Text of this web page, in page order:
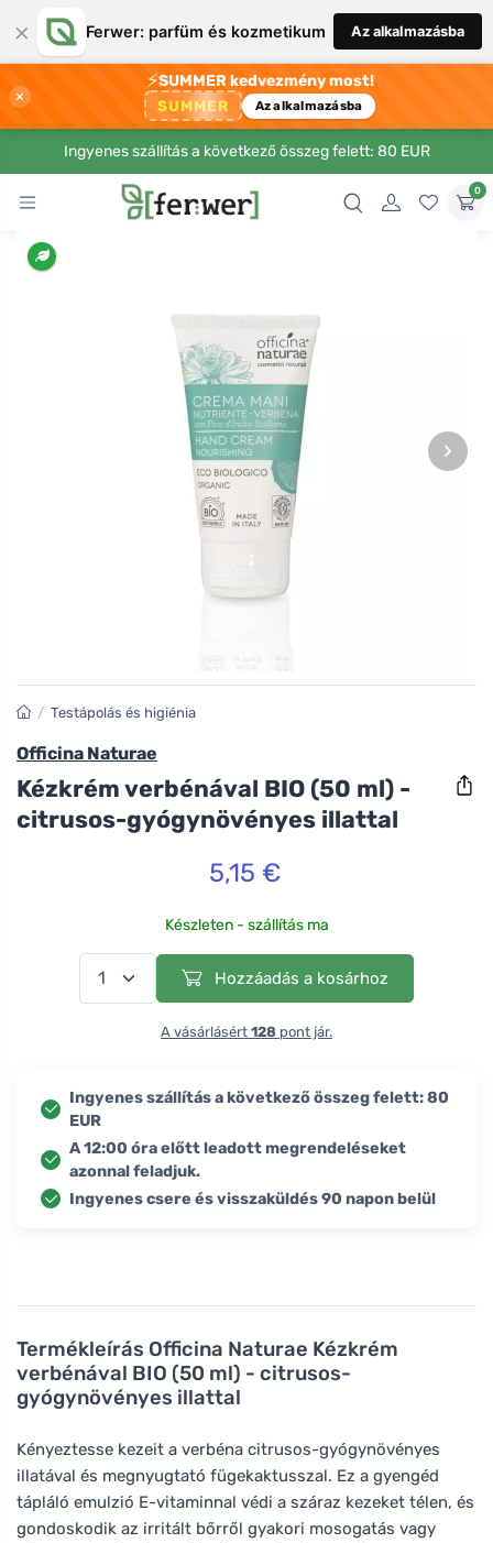
× Ferwer: parfüm és kozmetikum Az alkalmazásba
×
⚡SUMMER kedvezmény most!
SUMMER Az alkalmazásba
Ingyenes szállítás a következő összeg felett: 80 EUR
0
›
Termékleírás Officina Naturae Kézkrém
verbénával BIO (50 ml) - citrusos-
gyógynövényes illattal
Kényeztesse kezeit a verbéna citrusos-gyógynövényes
illatával és megnyugtató fügekaktusszal. Ez a gyengéd
tápláló emulzió E-vitaminnal védi a száraz kezeket télen, és
gondoskodik az irritált bőrről gyakori mosogatás vagy
/ Testápolás és higiénia
Officina Naturae
Kézkrém verbénával BIO (50 ml) -
citrusos-gyógynövényes illattal
5,15 €
Készleten - szállítás ma
Hozzáadás a kosárhoz
A vásárlásért 128 pont jár.
Ingyenes szállítás a következő összeg felett: 80
EUR
A 12:00 óra előtt leadott megrendeléseket
azonnal feladjuk.
Ingyenes csere és visszaküldés 90 napon belül